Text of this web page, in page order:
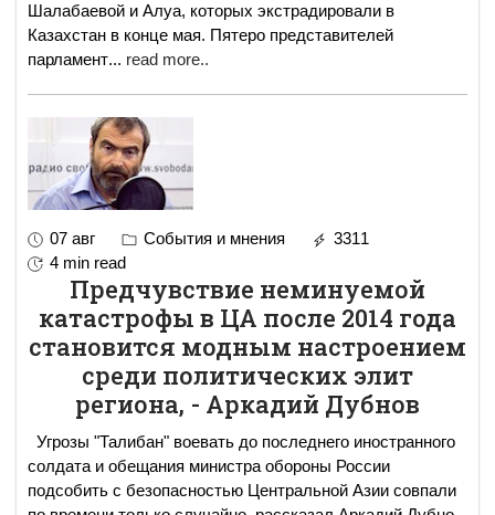
Шалабаевой и Алуа, которых экстрадировали в
Казахстан в конце мая. Пятеро представителей
парламент... read more..
07 авг События и мнения
3311
4 min read
Предчувствие неминуемой
катастрофы в ЦА после 2014 года
становится модным настроением
среди политических элит
региона, - Аркадий Дубнов
Угрозы "Талибан" воевать до последнего иностранного
солдата и обещания министра обороны России
подсобить с безопасностью Центральной Азии совпали